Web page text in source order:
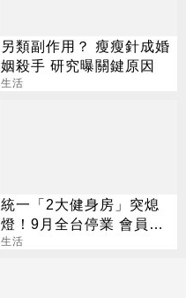
另類副作用？ 瘦瘦針成婚
姻殺手 研究曝關鍵原因
生活
統一「2大健身房」突熄
燈！9月全台停業 會員退
費方案一次看
生活